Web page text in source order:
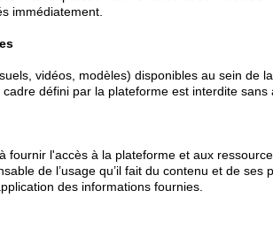
immédiatement.
vidéos, modèles) disponibles au sein de
défini par la plateforme est interdite sans
fournir l'accès à la plateforme et aux
de l’usage qu’il fait du contenu et de
des informations fournies.